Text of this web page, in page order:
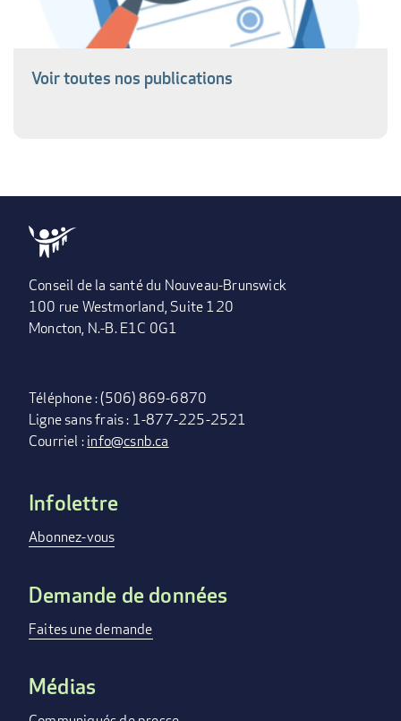
Voir toutes nos publications
Conseil de la santé du Nouveau-Brunswick
100 rue Westmorland, Suite 120
Moncton, N.-B. E1C 0G1
Téléphone : (506) 869-6870
Ligne sans frais : 1-877-225-2521
Courriel :info@csnb.ca
FOOTER
MENU
Infolettre
Abonnez-vous
Demande de données
Faites une demande
Médias